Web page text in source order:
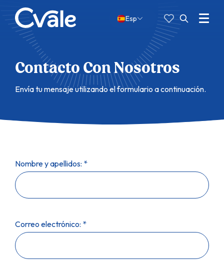
Esp
Abrir
Menu
Contacto Con Nosotros
Envía tu mensaje utilizando el formulario a continuación.
Nombre y apellidos: *
Correo electrónico: *